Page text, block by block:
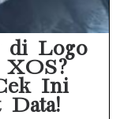
di Logo
XOS?
Ini
Data!